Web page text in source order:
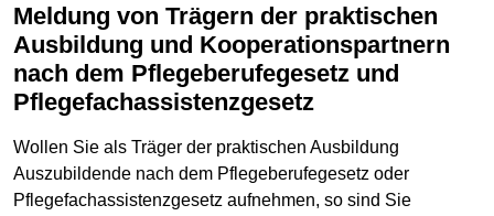
Meldung von Trägern der praktischen
Ausbildung und Kooperationspartnern
nach dem Pflegeberufegesetz und
Pflegefachassistenzgesetz
Wollen Sie als Träger der praktischen Ausbildung
Auszubildende nach dem Pflegeberufegesetz oder
Pflegefachassistenzgesetz aufnehmen, so sind Sie